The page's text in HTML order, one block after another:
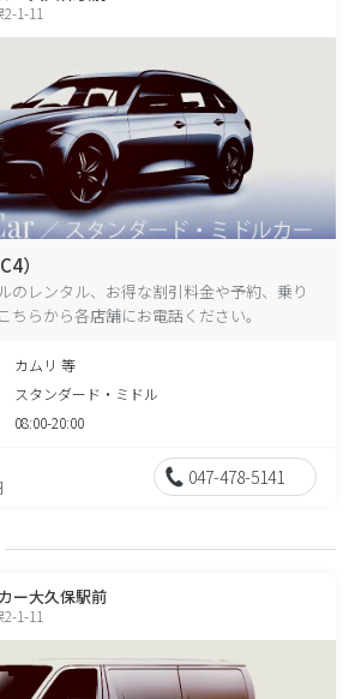
1-11
）
のレンタル、お得な割引料金や予約、乗り
ちらから各店舗にお電話ください。
カムリ 等
スタンダード・ミドル
08:00-20:00
047-478-5141
ー大久保駅前
1-11